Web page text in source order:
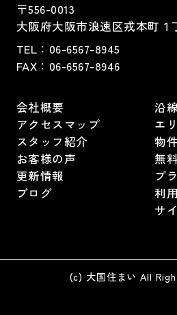
〒556-0013
大阪府大阪市浪速区戎本町１
TEL： 06-6567-8945
FAX：06-6567-8946
会社概要
アクセスマップ
スタッフ紹介
お客様の声
更新情報
ブログ
沿
エ
物
無
プ
利
サ
(c) 大国住まい All